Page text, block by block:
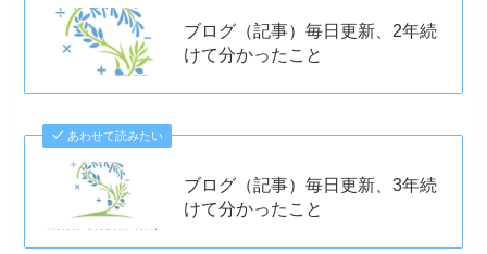
ブログ（記事）毎日更新、2年続
けて分かったこと
あわせて読みたい
ブログ（記事）毎日更新、3年続
けて分かったこと